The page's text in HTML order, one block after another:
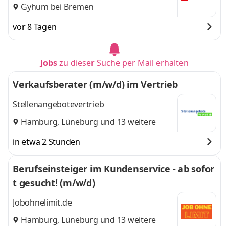
Gyhum bei Bremen
vor 8 Tagen
Jobszu dieser Suche per Mail erhalten
Verkaufsberater (m/w/d) im Vertrieb
Stellenangebotevertrieb
Hamburg, Lüneburg und 13 weitere
in etwa 2 Stunden
Berufseinsteiger im Kundenservice - ab sofor
t gesucht! (m/w/d)
Jobohnelimit.de
Hamburg, Lüneburg und 13 weitere